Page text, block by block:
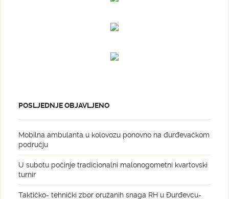
POSLJEDNJE OBJAVLJENO
Mobilna ambulanta u kolovozu ponovno na đurđevačkom
području
U subotu počinje tradicionalni malonogometni kvartovski
turnir
Taktičko- tehnički zbor oružanih snaga RH u Đurđevcu-